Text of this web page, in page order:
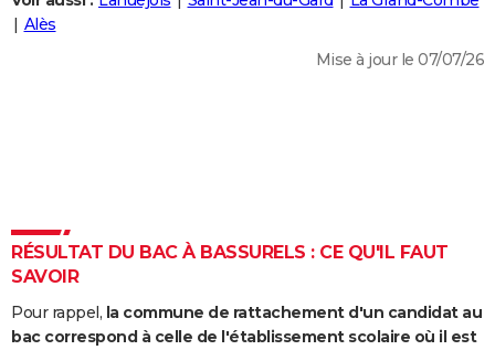
Destinations
City break
Voyage nature
Voyage de noces
Forum
Climat
PHOTO
Dictionnaire
Biographies
Citations
Expressions
Proverbes
PROGRAMME TV
S'inscrire
Se connecter
Lycées
Collèges
Primaires
Universités
Entreprises
Service militaire
Avis de recherche
AVIS DE DÉCÈS
Alès
Mise à jour le 07/07/26
RÉSULTAT DU BAC À BASSURELS : CE QU'IL FAUT
SAVOIR
Pour rappel, la commune de rattachement d'un candidat au
bac correspond à celle de l'établissement scolaire où il est